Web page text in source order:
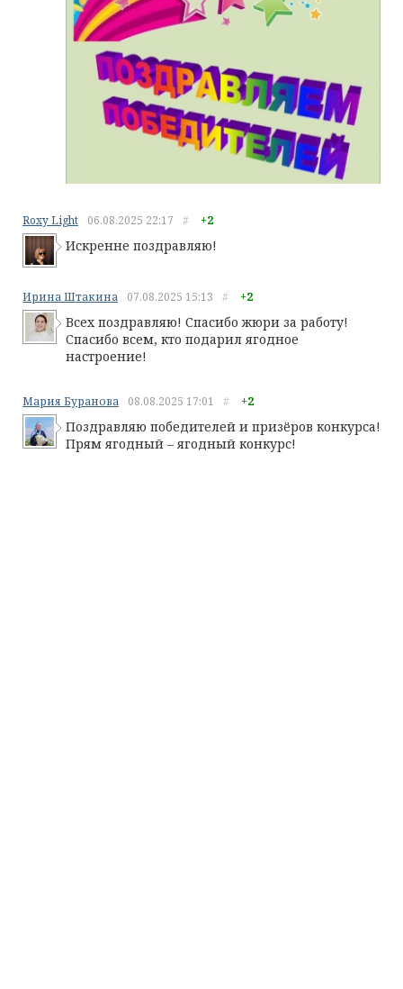
Roxy Light 06.08.2025 22:17 # +2
Искренне поздравляю!
Ирина Штакина 07.08.2025 15:13 # +2
Всех поздравляю! Спасибо жюри за работу!
Спасибо всем, кто подарил ягодное
настроение!
Мария Буранова 08.08.2025 17:01 # +2
Поздравляю победителей и призёров конкурса!
Прям ягодный – ягодный конкурс!